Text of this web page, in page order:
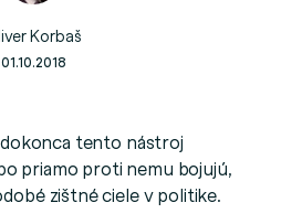
Korbaš
01.10.2018
tento nástroj
priamo proti nemu bojujú,
zištné ciele v politike.